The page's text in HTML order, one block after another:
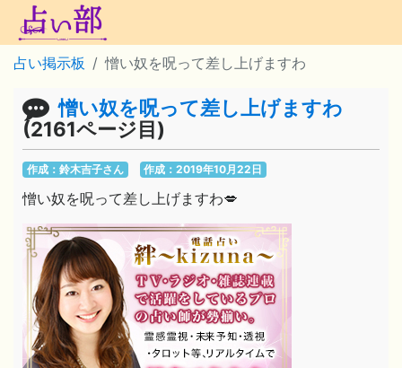
占い掲示板 憎い奴を呪って差し上げますわ
憎い奴を呪って差し上げますわ
(2161ページ目)
作成：鈴木吉子さん 作成：2019年10月22日
憎い奴を呪って差し上げますわ💋